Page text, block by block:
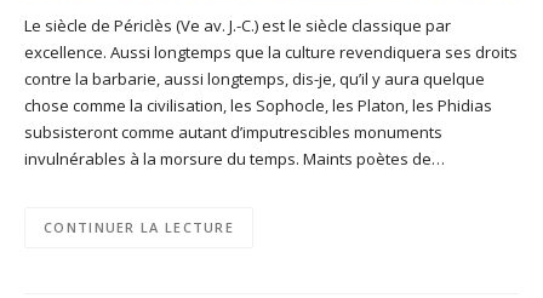
Le siècle de Périclès (Ve av. J.-C.) est le siècle classique par
excellence. Aussi longtemps que la culture revendiquera ses droits
contre la barbarie, aussi longtemps, dis-je, qu’il y aura quelque
chose comme la civilisation, les Sophocle, les Platon, les Phidias
subsisteront comme autant d’imputrescibles monuments
invulnérables à la morsure du temps. Maints poètes de…
CONTINUER LA LECTURE